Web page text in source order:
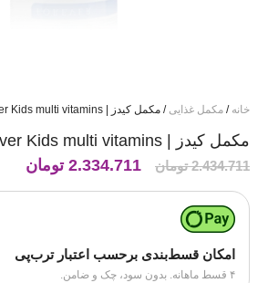
خانه / مکمل غذایی / مکمل کیدز | Forever Kids multi vitamins
مکمل کیدز | Forever Kids multi vitamins
2.434.711 تومان 2.334.711 تومان
امکان قسط‌بندی برحسب اعتبار ترب‌پی
۴ قسط ماهانه. بدون سود، چک و ضامن.